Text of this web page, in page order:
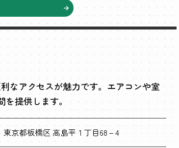
なアクセスが魅力です。エアコンや室
提供します。
東京都板橋区 高島平１丁目68－4